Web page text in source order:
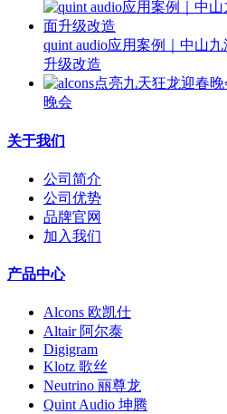
quint audio应用案例｜中山
升级改造
晚会
关于我们
公司简介
公司优势
品牌官网
加入我们
产品中心
Alcons 欧凯仕
Altair 阿尔泰
Digigram
Klotz 歌丝
Neutrino 丽尊龙
Quint Audio 坤腾